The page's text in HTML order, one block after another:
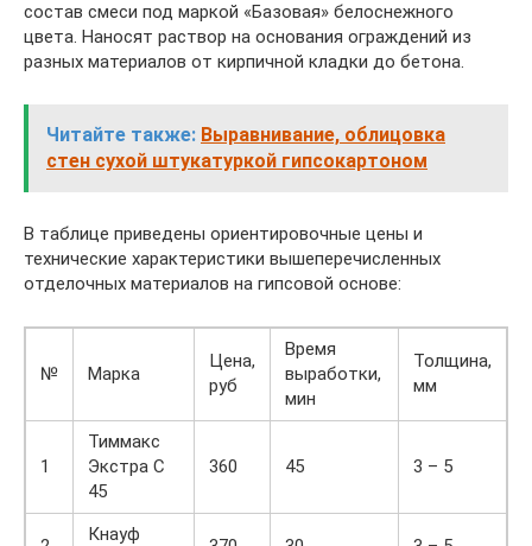
состав смеси под маркой «Базовая» белоснежного
цвета. Наносят раствор на основания ограждений из
разных материалов от кирпичной кладки до бетона.
Читайте также: Выравнивание, облицовка
стен сухой штукатуркой гипсокартоном
В таблице приведены ориентировочные цены и
технические характеристики вышеперечисленных
отделочных материалов на гипсовой основе:
№ Марка
Цена,
руб
Время
выработки,
мин
Толщина,
мм
1
Тиммакс
Экстра С
45
360 45 3 – 5
Кнауф